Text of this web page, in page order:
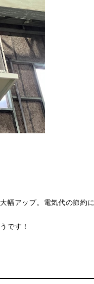
幅アップ。電気代の節約
です！